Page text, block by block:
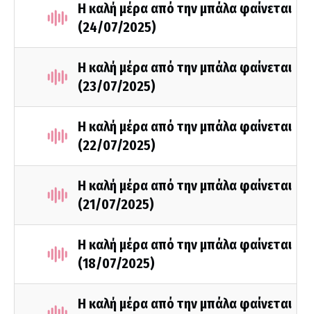
Η καλή μέρα από την μπάλα φαίνεται
(24/07/2025)
Η καλή μέρα από την μπάλα φαίνεται
(23/07/2025)
Η καλή μέρα από την μπάλα φαίνεται
(22/07/2025)
Η καλή μέρα από την μπάλα φαίνεται
(21/07/2025)
Η καλή μέρα από την μπάλα φαίνεται
(18/07/2025)
Η καλή μέρα από την μπάλα φαίνεται